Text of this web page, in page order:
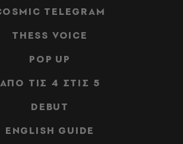
TELEGRAM
THESS VOICE
POP UP
ΑΠΟ ΤΙΣ 4 ΣΤΙΣ 5
DEBUT
ENGLISH GUIDE